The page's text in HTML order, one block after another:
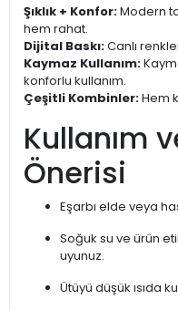
Şıklık + Konfor:Modern
hem rahat.
Dijital Baskı:Canlı
Kaymaz Kullanım:
konforlu kullanım.
Çeşitli Kombinler:Hem
Kullanım
Önerisi
Eşarbı elde veya
Soğuk su ve ürün
uyunuz.
Ütüyü düşük ısıda